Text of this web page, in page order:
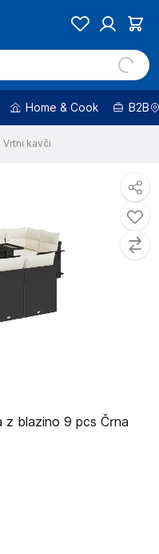
Home & Cook B2B
Vrtni kavči
z blazino 9 pcs Črna